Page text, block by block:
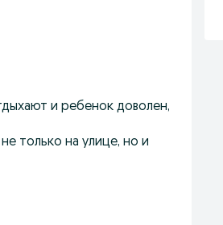
и ребенок доволен,
только на улице, но и